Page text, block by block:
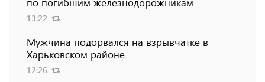
13:22
Мужчина подорвался на взрывчатке в
Харьковском районе
12:26